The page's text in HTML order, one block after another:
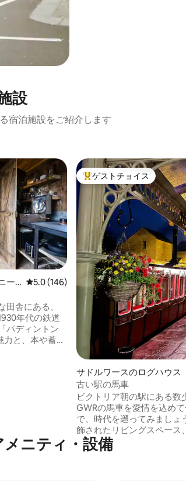
設
宿泊施設をご紹介します
価
す。
ー
レビュー146件、5つ星中5.0つ星の平均
5.0 (146)
田舎にある、
年代の鉄道
パディントン
と、本や蓄音
ンプルな生
す。
大好評のゲストチョイスで
ゲストチョイス
サドルワースのログハウス
古い駅の馬車
ビクトリア朝の駅にある数
GWRの馬車を愛情を込め
で、時代を遡ってみましょ
飾されたリビングスペース
ム、キッチン、快適なベッ
いただき、ぐっすりとお休
ニティ・設備